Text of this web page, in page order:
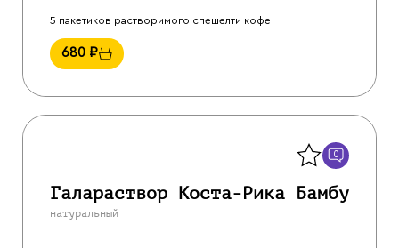
5 пакетиков растворимого спешелти кофе
680 ₽
0
Галараствор Коста-Рика Бамбу
натуральный